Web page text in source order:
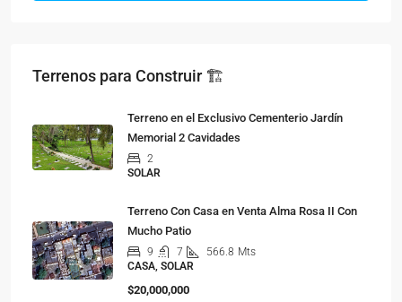
Terrenos para Construir 🏗
Terreno en el Exclusivo Cementerio Jardín
Memorial 2 Cavidades
2
SOLAR
Terreno Con Casa en Venta Alma Rosa II Con
Mucho Patio
9 7 566.8 Mts
CASA, SOLAR
$20,000,000